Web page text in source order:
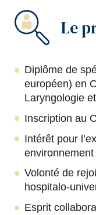
Le
Diplôme de
européen) en
Laryngologie
Inscription au
Intérêt pour
Volonté de
hospitalo-
Esprit